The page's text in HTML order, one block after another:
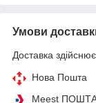
Умови
Доставка
Нова Пошта
Meest